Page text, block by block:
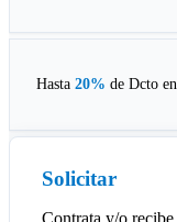
Hasta 20% de Dcto en
Solicitar
Contrata y/o